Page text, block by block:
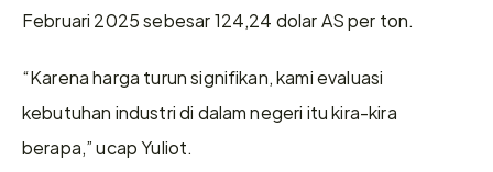
Februari 2025 sebesar 124,24 dolar AS per ton.
“Karena harga turun signifikan, kami evaluasi
kebutuhan industri di dalam negeri itu kira-kira
berapa,” ucap Yuliot.